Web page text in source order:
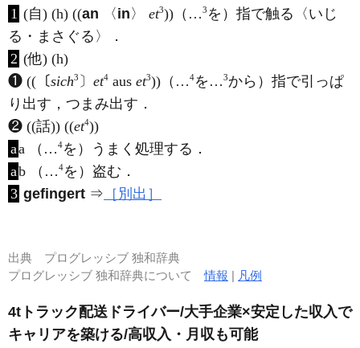
1 (自) (h) ((an 〈 in 〉 et3))（…3 を）指で触る〈いじ
る・まさぐる〉．
2 (他) (h)
❶ ((〔sich3 〕 et4 aus et3))（…4を…3から）指で引っぱ
り出す，つまみ出す．
❷ ((話)) ((et4))
aa （…4を）うまく処理する．
ab （…4を）盗む．
3 gefingert ⇒ ［別出］
出典 プログレッシブ 独和辞典
プログレッシブ 独和辞典について情報 | 凡例
4tトラック配送ドライバー/大手企業×安定した収入で
キャリアを築ける/高収入・月収も可能